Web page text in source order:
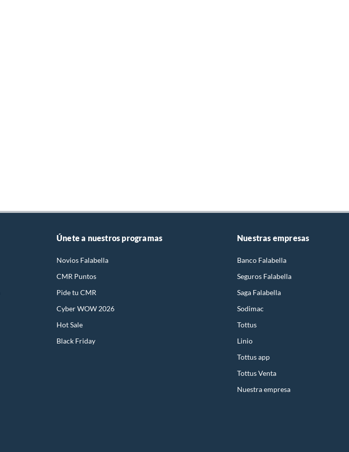
Únete a nuestros programas
Novios Falabella
CMR Puntos
Pide tu CMR
Cyber WOW 2026
Hot Sale
Black Friday
Nuestras empresas
Banco Falabella
Seguros Falabella
Saga Falabella
Sodimac
Tottus
Linio
Tottus app
Tottus Venta
Nuestra empresa